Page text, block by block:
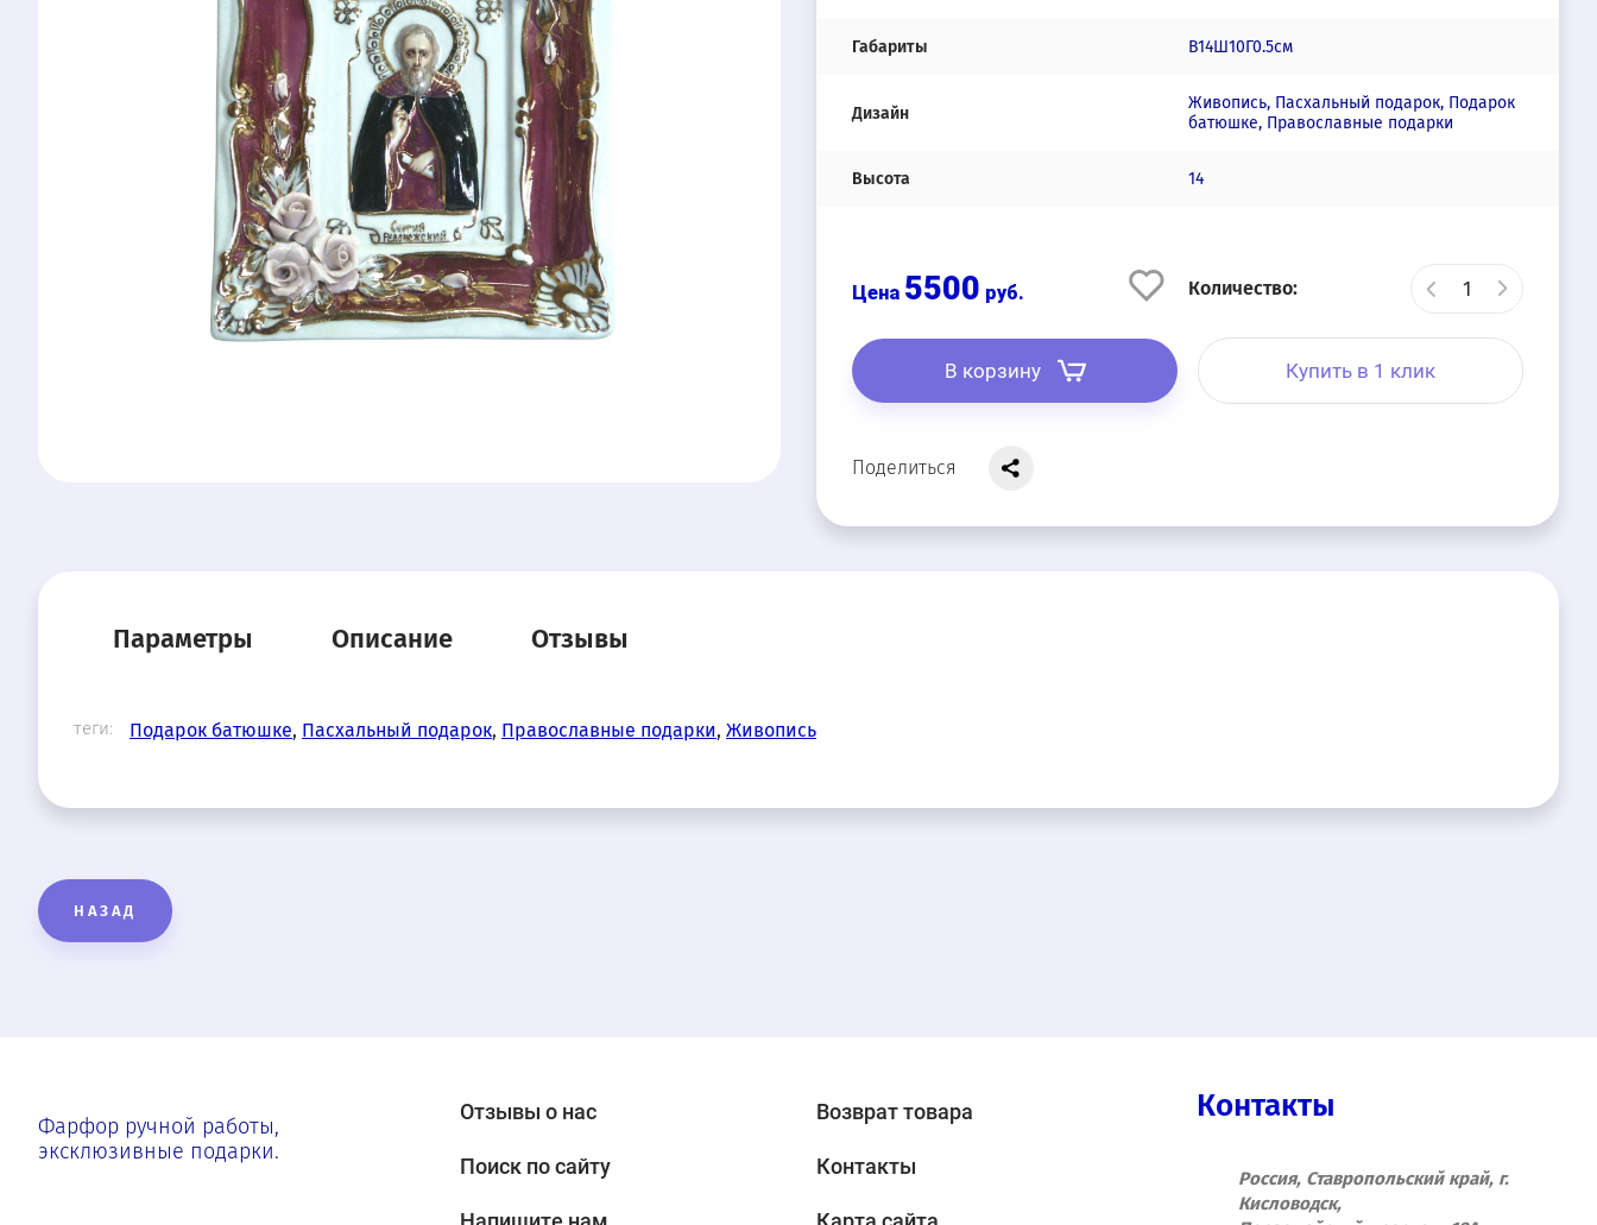
Габариты В14Ш10Г0.5см
Дизайн
Живопись, Пасхальный подарок, Подарок
батюшке, Православные подарки
Высота 14
5500 руб. Количество:
В корзину Купить в 1 клик
Поделиться
Параметры Описание Отзывы
теги: Подарок батюшке, Пасхальный подарок, Православные подарки, Живопись
НАЗАД
Фарфор ручной работы,
эксклюзивные подарки.
Отзывы о нас Возврат товара
Поиск по сайту Контакты
Контакты
Россия, Ставропольский край, г.
Кисловодск,